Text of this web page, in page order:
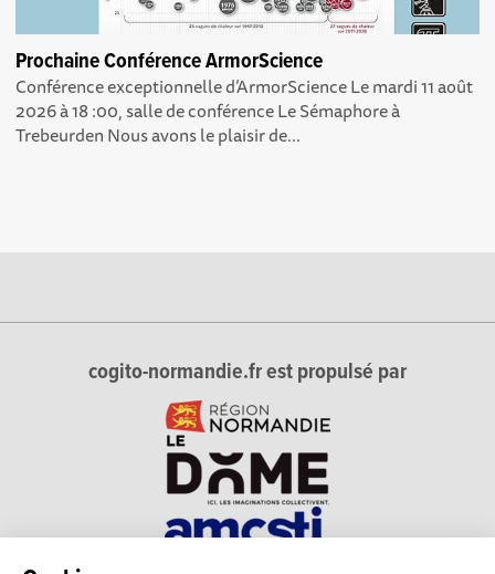
Prochaine Conférence ArmorScience
Conférence exceptionnelle d’ArmorScience Le mardi 11 août
2026 à 18 :00, salle de conférence Le Sémaphore à
Trebeurden Nous avons le plaisir de...
cogito-normandie.fr est propulsé par